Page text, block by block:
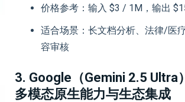
价格参考：输入 $3 / 1M，输出
适合场景：长文档分析、法律/医
容审核
3. Google（Gemini 2.5 Ultra
多模态原生能力与生态集成